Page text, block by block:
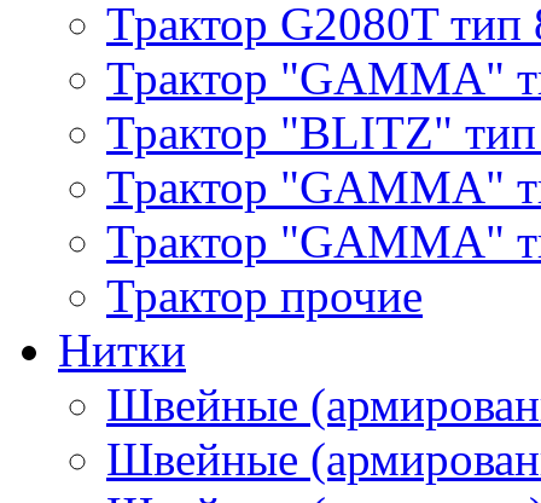
Трактор G2080T тип
Трактор "GAMMA"
Трактор "BLITZ"
Трактор "GAMMA"
Трактор "GAMMA"
Трактор прочие
Нитки
Швейные
Швейные